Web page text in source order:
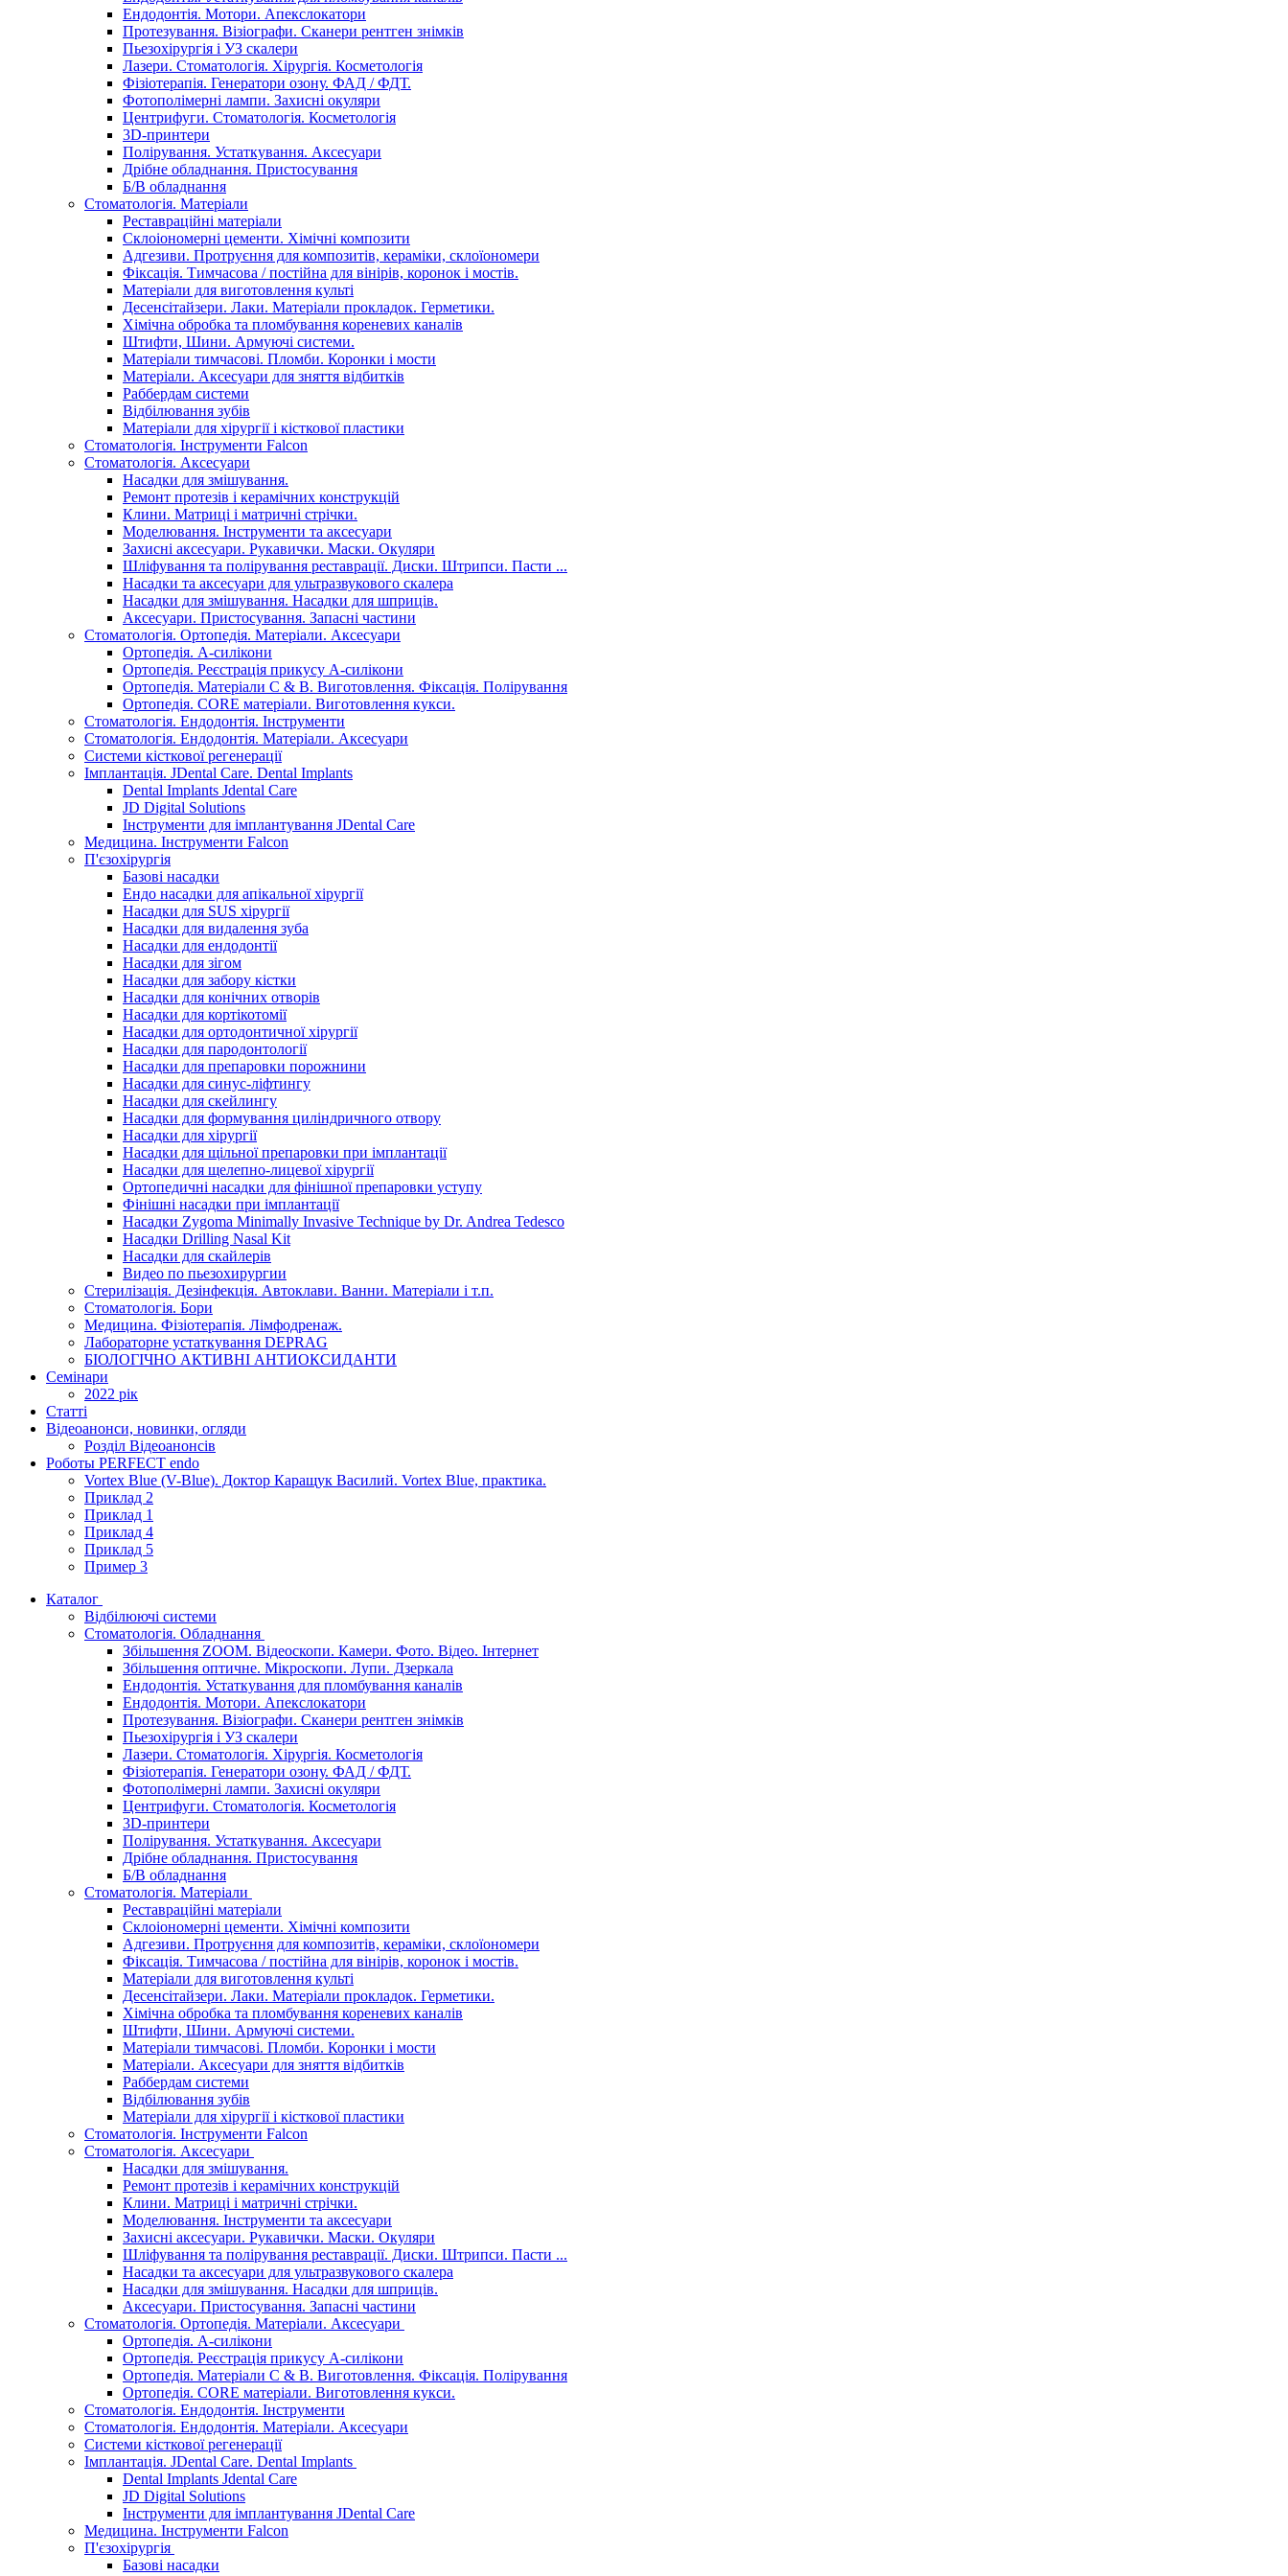
Ендодонтія. Мотори. Апекслокатори
Протезування. Візіографи. Сканери рентген знімків
Пьезохірургія і УЗ cкалери
Лазери. Стоматологія. Хірургія. Косметологія
Фізіотерапія. Генератори озону. ФАД / ФДТ.
Фотополімерні лампи. Захисні окуляри
Центрифуги. Стоматологія. Косметологія
3D-принтери
Полірування. Устаткування. Аксесуари
Дрібне обладнання. Пристосування
Б/В обладнання
Стоматологія. Матеріали
Реставраційні матеріали
Склоіономерні цементи. Хімічні композити
Адгезиви. Протруєння для композитів, кераміки, склоїономери
Фіксація. Тимчасова / постійна для вінірів, коронок і мостів.
Матеріали для виготовлення культі
Десенсітайзери. Лаки. Матеріали прокладок. Герметики.
Хімічна обробка та пломбування кореневих каналів
Штифти, Шини. Армуючі системи.
Матеріали тимчасові. Пломби. Коронки і мости
Матеріали. Аксесуари для зняття відбитків
Раббердам системи
Відбілювання зубів
Матеріали для хірургії і кісткової пластики
Стоматологія. Інструменти Falcon
Стоматологія. Аксесуари
Насадки для змішування.
Ремонт протезів і керамічних конструкцій
Клини. Матриці і матричні стрічки.
Моделювання. Інструменти та аксесуари
Захисні аксесуари. Рукавички. Маски. Окуляри
Шліфування та полірування реставрації. Диски. Штрипси. Пасти ...
Насадки та аксесуари для ультразвукового скалера
Насадки для змішування. Насадки для шприців.
Аксесуари. Пристосування. Запасні частини
Стоматологія. Ортопедія. Матеріали. Аксесуари
Ортопедія. А-силікони
Ортопедія. Реєстрація прикусу А-силікони
Ортопедія. Матеріали C & B. Виготовлення. Фіксація. Полірування
Ортопедія. CORE матеріали. Виготовлення кукси.
Стоматологія. Ендодонтія. Інструменти
Стоматологія. Ендодонтія. Матеріали. Аксесуари
Системи кісткової регенерації
Імплантація. JDental Care. Dental Implants
Dental Implants Jdental Care
JD Digital Solutions
Інструменти для імплантування JDental Care
Медицина. Інструменти Falcon
П'єзохірургія
Базові насадки
Ендо насадки для апікальної хірургії
Насадки для SUS хірургії
Насадки для видалення зуба
Насадки для ендодонтії
Насадки для зігом
Насадки для забору кістки
Насадки для конічних отворів
Насадки для кортікотомії
Насадки для ортодонтичної хірургії
Насадки для пародонтології
Насадки для препаровки порожнини
Насадки для синус-ліфтингу
Насадки для скейлингу
Насадки для формування циліндричного отвору
Насадки для хірургії
Насадки для щільної препаровки при імплантації
Насадки для щелепно-лицевої хірургії
Ортопедичні насадки для фінішної препаровки уступу
Фінішні насадки при імплантації
Насадки Zygoma Minimally Invasive Technique by Dr. Andrea Tedesco
Насадки Drilling Nasal Kit
Насадки для скайлерів
Видео по пьезохирургии
Стерилізація. Дезінфекція. Автоклави. Ванни. Матеріали і т.п.
Стоматологія. Бори
Медицина. Фізіотерапія. Лімфодренаж.
Лабораторне устаткування DEPRAG
БІОЛОГІЧНО АКТИВНІ АНТИОКСИДАНТИ
Семінари
2022 рік
Статті
Відеоанонси, новинки, огляди
Розділ Відеоанонсів
Роботы PERFECT endo
Vortex Blue (V-Blue). Доктор Каращук Василий. Vortex Blue, практика.
Приклад 2
Приклад 1
Приклад 4
Приклад 5
Пример 3
Каталог
Відбілюючі системи
Стоматологія. Обладнання
Збільшення ZOOM. Відеоскопи. Камери. Фото. Відео. Інтернет
Збільшення оптичне. Мікроскопи. Лупи. Дзеркала
Ендодонтія. Устаткування для пломбування каналів
Ендодонтія. Мотори. Апекслокатори
Протезування. Візіографи. Сканери рентген знімків
Пьезохірургія і УЗ cкалери
Лазери. Стоматологія. Хірургія. Косметологія
Фізіотерапія. Генератори озону. ФАД / ФДТ.
Фотополімерні лампи. Захисні окуляри
Центрифуги. Стоматологія. Косметологія
3D-принтери
Полірування. Устаткування. Аксесуари
Дрібне обладнання. Пристосування
Б/В обладнання
Стоматологія. Матеріали
Реставраційні матеріали
Склоіономерні цементи. Хімічні композити
Адгезиви. Протруєння для композитів, кераміки, склоїономери
Фіксація. Тимчасова / постійна для вінірів, коронок і мостів.
Матеріали для виготовлення культі
Десенсітайзери. Лаки. Матеріали прокладок. Герметики.
Хімічна обробка та пломбування кореневих каналів
Штифти, Шини. Армуючі системи.
Матеріали тимчасові. Пломби. Коронки і мости
Матеріали. Аксесуари для зняття відбитків
Раббердам системи
Відбілювання зубів
Матеріали для хірургії і кісткової пластики
Стоматологія. Інструменти Falcon
Стоматологія. Аксесуари
Насадки для змішування.
Ремонт протезів і керамічних конструкцій
Клини. Матриці і матричні стрічки.
Моделювання. Інструменти та аксесуари
Захисні аксесуари. Рукавички. Маски. Окуляри
Шліфування та полірування реставрації. Диски. Штрипси. Пасти ...
Насадки та аксесуари для ультразвукового скалера
Насадки для змішування. Насадки для шприців.
Аксесуари. Пристосування. Запасні частини
Стоматологія. Ортопедія. Матеріали. Аксесуари
Ортопедія. А-силікони
Ортопедія. Реєстрація прикусу А-силікони
Ортопедія. Матеріали C & B. Виготовлення. Фіксація. Полірування
Ортопедія. CORE матеріали. Виготовлення кукси.
Стоматологія. Ендодонтія. Інструменти
Стоматологія. Ендодонтія. Матеріали. Аксесуари
Системи кісткової регенерації
Імплантація. JDental Care. Dental Implants
Dental Implants Jdental Care
JD Digital Solutions
Інструменти для імплантування JDental Care
Медицина. Інструменти Falcon
П'єзохірургія
Базові насадки